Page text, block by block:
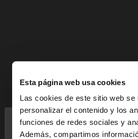
Esta página web usa cookies
Las cookies de este sitio web se
personalizar el contenido y los
funciones de redes sociales y
Además, compartimos
hola